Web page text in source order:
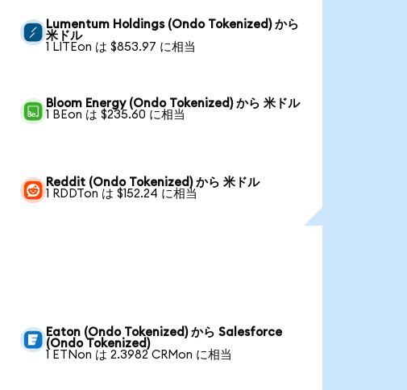
Lumentum Holdings (Ondo Tokenized) から
米ドル
1 LITEon は $853.97 に相当
Bloom Energy (Ondo Tokenized) から 米ドル
1 BEon は $235.60 に相当
Reddit (Ondo Tokenized) から 米ドル
1 RDDTon は $152.24 に相当
Eaton (Ondo Tokenized) から Salesforce
(Ondo Tokenized)
1 ETNon は 2.3982 CRMon に相当